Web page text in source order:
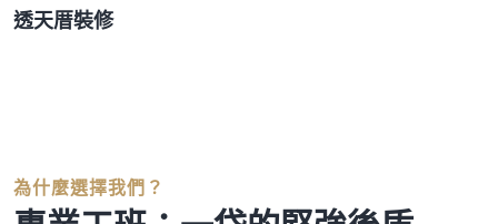
透天厝裝修
為什麼選擇我們？